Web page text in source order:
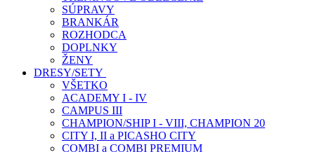
SÚPRAVY
BRANKÁR
ROZHODCA
DOPLNKY
ŽENY
DRESY/SETY
VŠETKO
ACADEMY I - IV
CAMPUS III
CHAMPION/SHIP I - VIII, CHAMPION 20
CITY I, II a PICASHO CITY
COMBI a COMBI PREMIUM